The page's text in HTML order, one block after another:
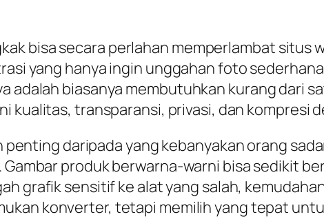
bisa secara perlahan memperlambat situs
yang hanya ingin unggahan foto
adalah biasanya membutuhkan kurang dari
kualitas, transparansi, privasi, dan kompresi
daripada yang kebanyakan orang
produk berwarna-warni bisa sedikit
grafik sensitif ke alat yang salah,
konverter, tetapi memilih yang tepat